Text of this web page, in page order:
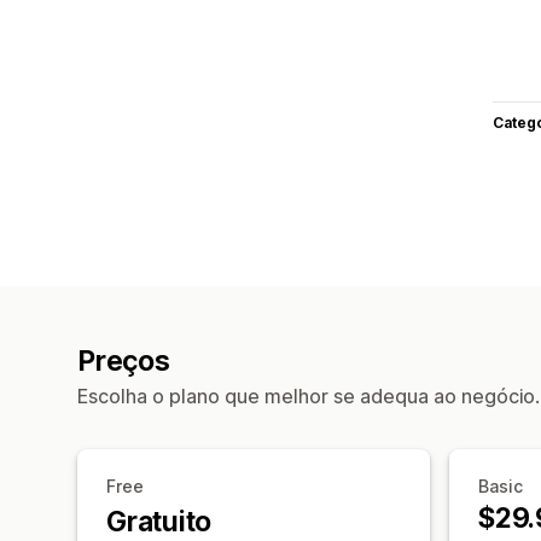
Preços
Escolha o plano que melhor se adequa ao negócio.
Free
Gratuito
Basic